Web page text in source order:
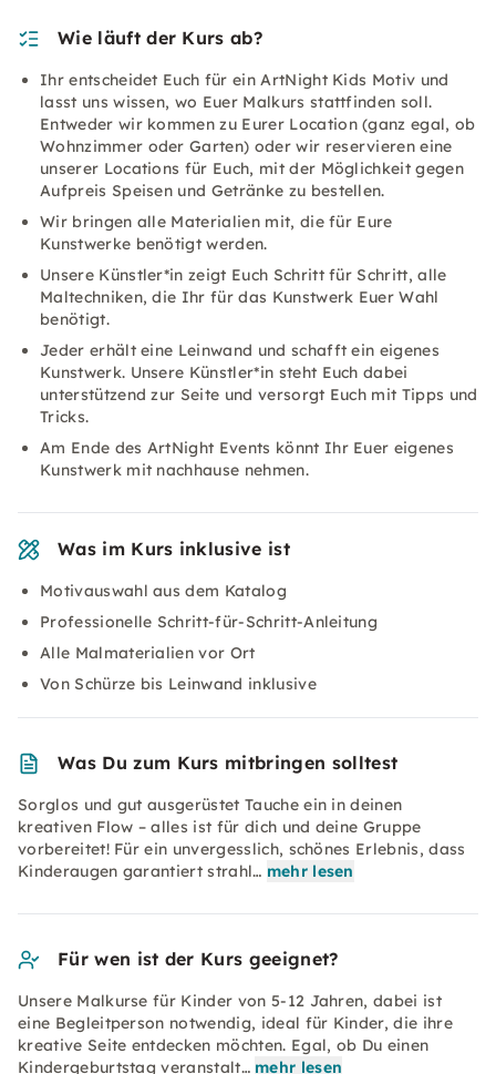
Wie läuft der Kurs ab?
Ihr entscheidet Euch für ein ArtNight Kids Motiv und
lasst uns wissen, wo Euer Malkurs stattfinden soll.
Entweder wir kommen zu Eurer Location (ganz egal, ob
Wohnzimmer oder Garten) oder wir reservieren eine
unserer Locations für Euch, mit der Möglichkeit gegen
Aufpreis Speisen und Getränke zu bestellen.
Wir bringen alle Materialien mit, die für Eure
Kunstwerke benötigt werden.
Unsere Künstler*in zeigt Euch Schritt für Schritt, alle
Maltechniken, die Ihr für das Kunstwerk Euer Wahl
benötigt.
Jeder erhält eine Leinwand und schafft ein eigenes
Kunstwerk. Unsere Künstler*in steht Euch dabei
unterstützend zur Seite und versorgt Euch mit Tipps und
Tricks.
Am Ende des ArtNight Events könnt Ihr Euer eigenes
Kunstwerk mit nachhause nehmen.
Was im Kurs inklusive ist
Motivauswahl aus dem Katalog
Professionelle Schritt-für-Schritt-Anleitung
Alle Malmaterialien vor Ort
Von Schürze bis Leinwand inklusive
Was Du zum Kurs mitbringen solltest
Sorglos und gut ausgerüstet Tauche ein in deinen
kreativen Flow – alles ist für dich und deine Gruppe
vorbereitet! Für ein unvergesslich, schönes Erlebnis, dass
Kinderaugen garantiert strahl… mehr lesen
Für wen ist der Kurs geeignet?
Unsere Malkurse für Kinder von 5-12 Jahren, dabei ist
eine Begleitperson notwendig, ideal für Kinder, die ihre
kreative Seite entdecken möchten. Egal, ob Du einen
Kindergeburtstag veranstalt… mehr lesen